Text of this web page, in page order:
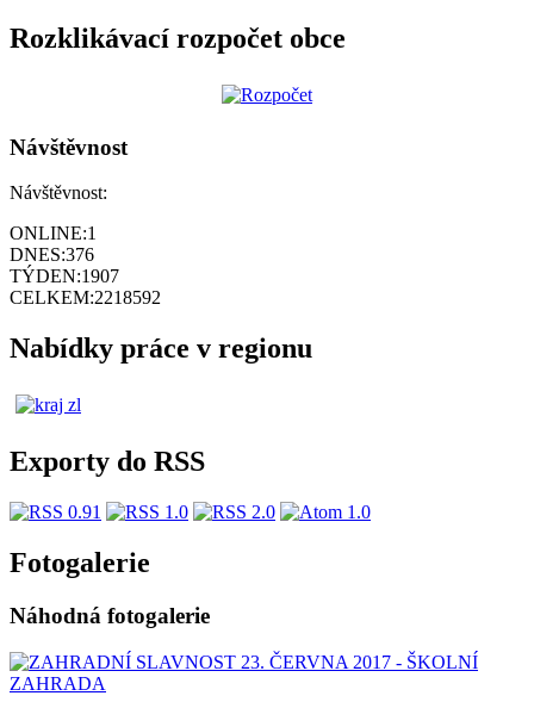
Rozklikávací rozpočet obce
Návštěvnost
Návštěvnost:
ONLINE:1
DNES:376
TÝDEN:1907
CELKEM:2218592
Nabídky práce v regionu
Exporty do RSS
Fotogalerie
Náhodná fotogalerie